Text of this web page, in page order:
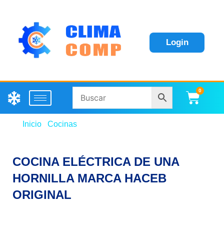
Login
0
Inicio Cocinas
COCINA ELÉCTRICA DE UNA
HORNILLA MARCA HACEB
ORIGINAL